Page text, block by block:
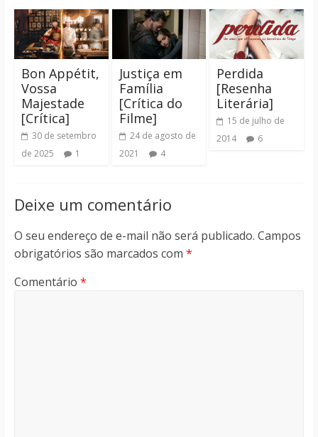
Bon Appétit,
Vossa
Majestade
[Crítica]
30 de setembro
de 2025
1
Justiça em
Família
[Crítica do
Filme]
24 de agosto de
2021
4
Perdida
[Resenha
Literária]
15 de julho de
2014
6
Deixe um comentário
O seu endereço de e-mail não será publicado. Campos
obrigatórios são marcados com *
Comentário *